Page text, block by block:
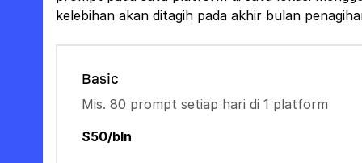
kelebihan akan ditagih pada akhir bulan
Basic
Mis. 80 prompt setiap hari di 1 platform
$50/bln